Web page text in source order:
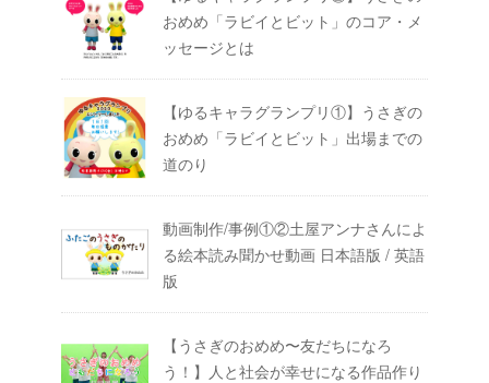
おめめ「ラビイとビット」のコア・メ
ッセージとは
【ゆるキャラグランプリ①】うさぎの
おめめ「ラビイとビット」出場までの
道のり
動画制作/事例①②土屋アンナさんによ
る絵本読み聞かせ動画 日本語版 / 英語
版
【うさぎのおめめ〜友だちになろ
う！】人と社会が幸せになる作品作り